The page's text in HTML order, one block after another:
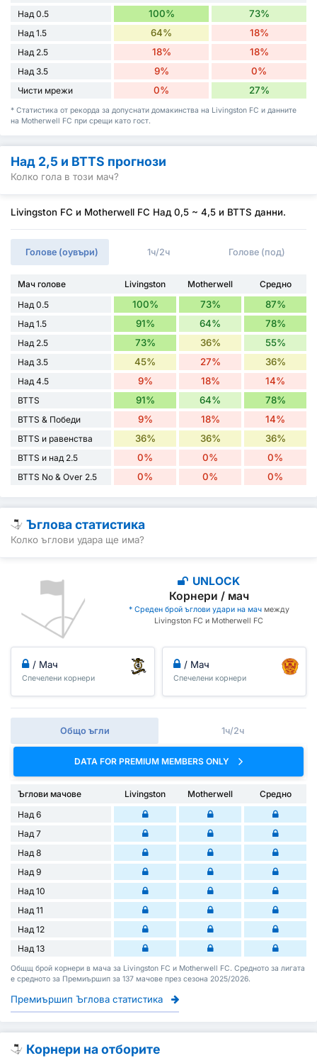
Над 0.5
100% 73%
Над 1.5 64% 18%
Над 2.5 18% 18%
Над 3.5 9% 0%
Чисти мрежи 0% 27%
* Статистика от рекорда за допуснати домакинства на Livingston FC и данните
на Motherwell FC при срещи като гост.
Над 2,5 и BTTS прогнози
Колко гола в този мач?
Livingston FC и Motherwell FC Над 0,5 ~ 4,5 и BTTS данни.
Голове (оувъри) 1ч/2ч Голове (под)
Мач голове Livingston Motherwell
Средно
Над 0.5
100% 73% 87%
Над 1.5 91% 64% 78%
Над 2.5 73% 36% 55%
Над 3.5 45% 27% 36%
Над 4.5 9% 18% 14%
BTTS 91% 64% 78%
BTTS & Победи 9% 18% 14%
BTTS и равенства 36% 36% 36%
BTTS и над 2.5 0% 0% 0%
BTTS No & Over 2.5 0% 0% 0%
Ъглова статистика
Колко ъглови удара ще има?
UNLOCK
Корнери / мач
* Среден брой ъглови удари на мачмежду
Livingston FC и Motherwell FC
/ Мач
Спечелени корнери
/ Мач
Спечелени корнери
Общо ъгли 1ч/2ч
DATA FOR PREMIUM MEMBERS ONLY
Ъглови мачове Livingston Motherwell
Средно
Над 6
Над 7
Над 8
Над 9
Над 10
Над 11
Над 12
Над 13
Общщ брой корнери в мача за Livingston FC и Motherwell FC. Средното за лигата
е средното за Премиършип за 137 мачове през сезона 2025/2026.
Премиършип Ъглова статистика
Корнери на отборите